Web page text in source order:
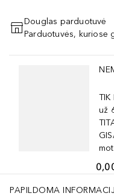
Douglas parduotuvė
Parduotuvės, kuriose
Praleisti slankiklį
TIK
už
PAPILDOMA